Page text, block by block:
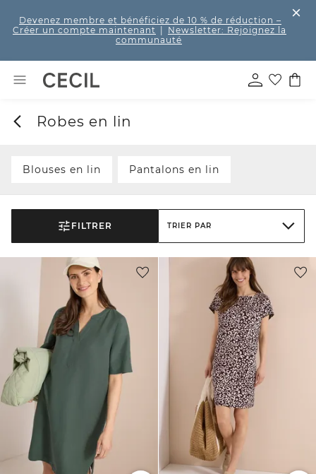
Devenez membre et bénéficiez de 10 % de réduction –
Créer un compte maintenant
Newsletter: Rejoignez la
communauté
Robes en lin
Blouses en lin Pantalons en lin
FILTRER TRIER PAR